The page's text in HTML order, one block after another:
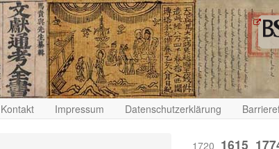
Kontakt Impressum Datenschutzerklärung
1720 1615